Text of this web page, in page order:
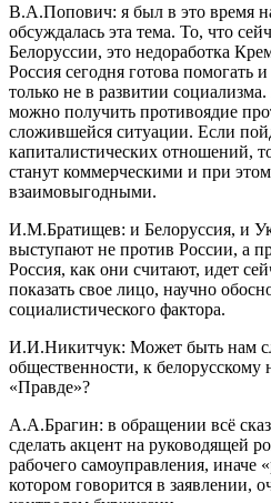
В.А.Попович: я был в это время
обсуждалась эта тема. То, что
Белоруссии, это недоработка
Россия сегодня готова помогать
только не в развитии
можно получить противоядие
сложившейся ситуации. Если
капиталистических отношений,
станут коммерческими и при
взаимовыгодными.
И.М.Братищев: и Белоруссия, и
выступают не против России, а
Россия, как они считают, идет
показать свое лицо, научно
социалистического фактора.
И.И.Никитчук: Может быть нам
общественности, к белорусскому
«Правде»?
А.А.Брагин: в обращении всё
сделать акцент на руководящей
рабочего самоуправления, иначе
котором говорится в заявлении,